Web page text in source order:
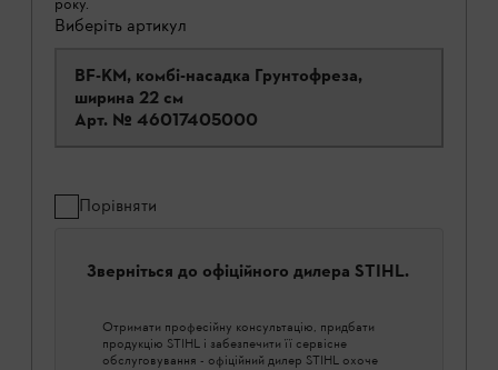
року.
Виберіть артикул
BF-KM, комбі-насадка Грунтофреза,
ширина 22 см
Арт. № 46017405000
Порівняти
Зверніться до офіційного дилера STIHL.
Отримати професійну консультацію, придбати
продукцію STIHL і забезпечити її сервісне
обслуговування - офіційний дилер STIHL охоче